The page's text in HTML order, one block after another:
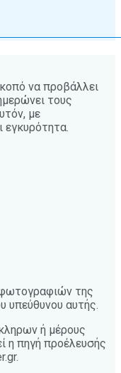
να προβάλλει
τους
με
εγκυρότητα.
της
υπεύθυνου αυτής.
ή μέρους
η πηγή προέλευσής